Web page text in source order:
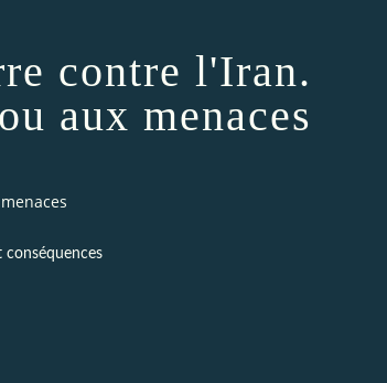
contre l'Iran.
aux menaces
conséquences